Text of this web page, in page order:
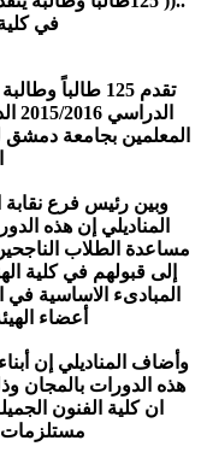
في
تقدم 125 طالباً
المعلمين بجامعة دمشق
وبين رئيس فرع
المناديلي إن هذه
مساعدة الطلاب
إلى قبولهم في كلية
المبادىء الاساسية
أعضاء الهيئة
وأضاف المناديلي إن
ان كلية الفنون
مستلزمات